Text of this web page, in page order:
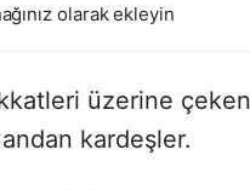
olarak ekleyin
üzerine
kardeşler.